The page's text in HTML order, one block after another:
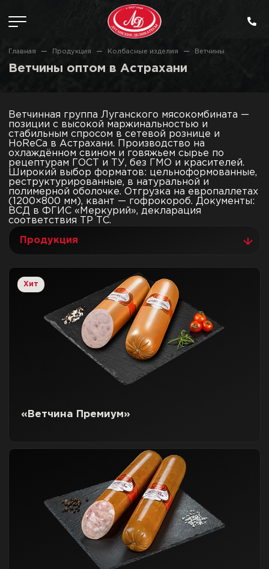
Главная Продукция Колбасные изделия Ветчины
Ветчины оптом в Астрахани
Ветчинная группа Луганского мясокомбината —
позиции с высокой маржинальностью и
стабильным спросом в сетевой рознице и
HoReCa в Астрахани. Производство на
охлаждённом свином и говяжьем сырье по
рецептурам ГОСТ и ТУ, без ГМО и красителей.
Широкий выбор форматов: цельноформованные,
реструктурированные, в натуральной и
полимерной оболочке. Отгрузка на европаллетах
(1200×800 мм), квант — гофрокороб. Документы:
ВСД в ФГИС «Меркурий», декларация
соответствия ТР ТС.
Продукция
Хит
«Ветчина Премиум»